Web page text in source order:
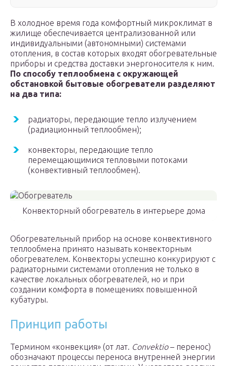
В холодное время года комфортный микроклимат в
жилище обеспечивается централизованной или
индивидуальными (автономными) системами
отопления, в состав которых входят обогревательные
приборы и средства доставки энергоносителя к ним.
По способу теплообмена с окружающей
обстановкой бытовые обогреватели разделяют
на два типа:
радиаторы, передающие тепло излучением
(радиационный теплообмен);
конвекторы, передающие тепло
перемещающимися тепловыми потоками
(конвективный теплообмен).
Конвекторный обогреватель в интерьере дома
Обогревательный прибор на основе конвективного
теплообмена принято называть конвекторным
обогревателем. Конвекторы успешно конкурируют с
радиаторными системами отопления не только в
качестве локальных обогревателей, но и при
создании комфорта в помещениях повышенной
кубатуры.
Принцип работы
Термином «конвекция» (от лат. Convektio– перенос)
обозначают процессы переноса внутренней энергии